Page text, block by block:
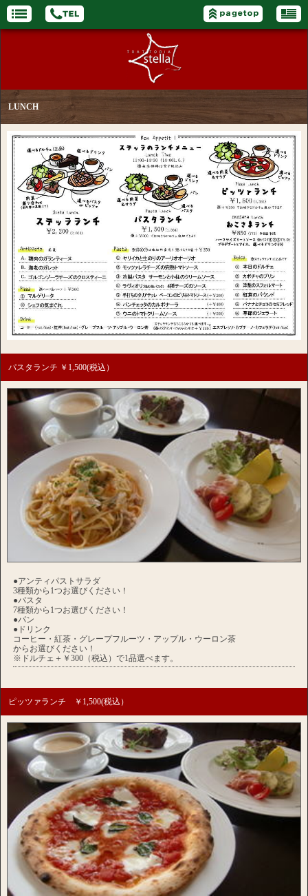
LUNCH
パスタランチ ￥1,500(税込）
●アンティパストサラダ
3種類から1つお選びください！
●パスタ
7種類から1つお選びください！
●パン
●ドリンク
コーヒー・紅茶・グレープフルーツ・アップル・ウーロン茶
からお選びください！
※ドルチェ＋￥300（税込）で1品選べます。
ピッツァランチ ￥1,500(税込）